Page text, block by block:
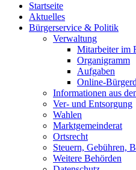
Startseite
Aktuelles
Bürgerservice & Politik
Verwaltung
Mitarbeiter im
Organigramm
Aufgaben
Online-
Informationen aus
Ver- und Entsorgung
Wahlen
Marktgemeinderat
Ortsrecht
Steuern, Gebühren,
Weitere Behörden